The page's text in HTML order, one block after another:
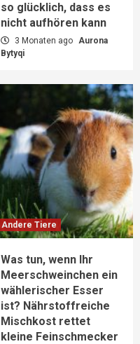
so glücklich, dass es
nicht aufhören kann
3 Monaten ago Aurona
Bytyqi
Andere Tiere
Was tun, wenn Ihr
Meerschweinchen ein
wählerischer Esser
ist? Nährstoffreiche
Mischkost rettet
kleine Feinschmecker